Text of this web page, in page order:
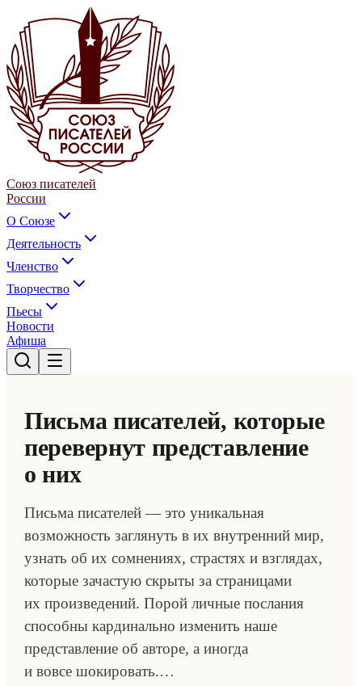
Союз писателей
России
О Союзе
Деятельность
Членство
Творчество
Пьесы
Новости
Афиша
Письма писателей, которые
перевернут представление
о них
Письма писателей — это уникальная
возможность заглянуть в их внутренний мир,
узнать об их сомнениях, страстях и взглядах,
которые зачастую скрыты за страницами
их произведений. Порой личные послания
способны кардинально изменить наше
представление об авторе, а иногда
и вовсе шокировать.…